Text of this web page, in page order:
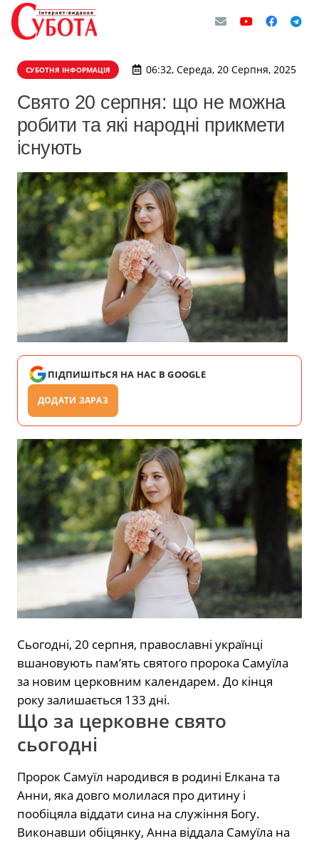
СУБОТНЯ ІНФОРМАЦІЯ 06:32, Середа, 20 Серпня, 2025
Свято 20 серпня: що не можна
робити та які народні прикмети
існують
ПІДПИШІТЬСЯ НА НАС В GOOGLE
ДОДАТИ ЗАРАЗ
Сьогодні, 20 серпня, православні українці
вшановують пам’ять святого пророка Самуїла
за новим церковним календарем. До кінця
року залишається 133 дні.
Що за церковне свято
сьогодні
Пророк Самуїл народився в родині Елкана та
Анни, яка довго молилася про дитину і
пообіцяла віддати сина на служіння Богу.
Виконавши обіцянку, Анна віддала Самуїла на